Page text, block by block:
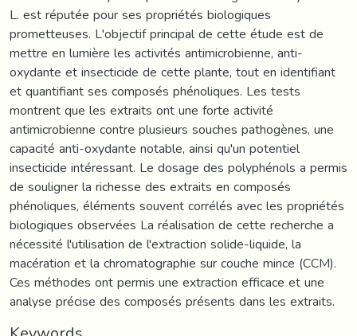
L. est réputée pour ses propriétés biologiques
prometteuses. L'objectif principal de cette étude est de
mettre en lumière les activités antimicrobienne, anti-
oxydante et insecticide de cette plante, tout en identifiant
et quantifiant ses composés phénoliques. Les tests
montrent que les extraits ont une forte activité
antimicrobienne contre plusieurs souches pathogènes, une
capacité anti-oxydante notable, ainsi qu'un potentiel
insecticide intéressant. Le dosage des polyphénols a permis
de souligner la richesse des extraits en composés
phénoliques, éléments souvent corrélés avec les propriétés
biologiques observées La réalisation de cette recherche a
nécessité l'utilisation de l'extraction solide-liquide, la
macération et la chromatographie sur couche mince (CCM).
Ces méthodes ont permis une extraction efficace et une
analyse précise des composés présents dans les extraits.